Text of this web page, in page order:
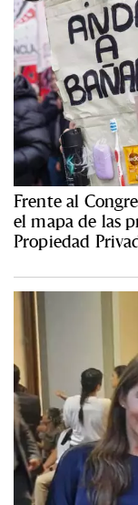
Frente al
el mapa de las
Propiedad